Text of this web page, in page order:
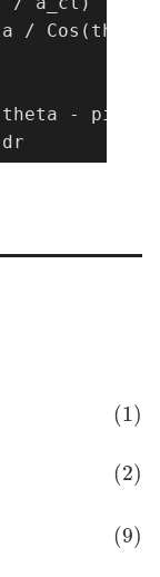
/ Cos(theta
- pi /
(1)
(2)
(9)